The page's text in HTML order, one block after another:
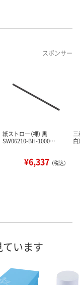
スポンサー
紙ストロー（裸） 黒
SW06210-BH-1000…
¥6,337 （税込）
白
います